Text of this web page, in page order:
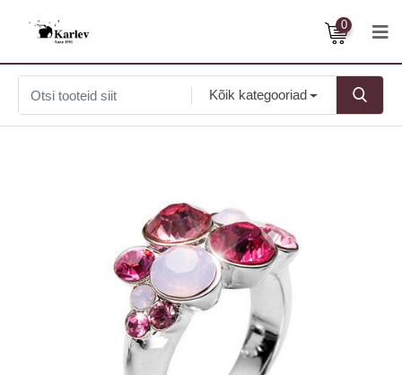
0
Kõik kategooriad